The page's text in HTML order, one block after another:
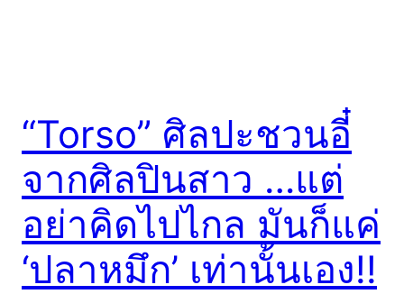
“Torso” ศิลปะชวนอี๋
จากศิลปินสาว …แต่
อย่าคิดไปไกล มันก็แค่
‘ปลาหมึก’ เท่านั้นเอง!!